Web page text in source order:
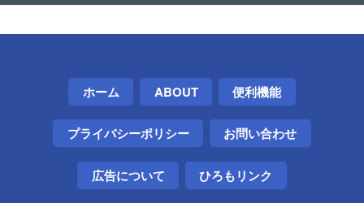
【丸亀製麺】毎月1日は釜揚げうどんが半額！8月も
「釜揚げうどんの日」は開催！ぶっかけ冷も半額
【Windows】標準機能だけで容量の大きいフォルダ
Google Chromeのオフラインインストーラを入手す
ホーム ABOUT 便利機能
プライバシーポリシー お問い合わせ
広告について ひろもリンク